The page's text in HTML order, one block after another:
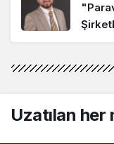
Ne
2 ay
Uzatılan